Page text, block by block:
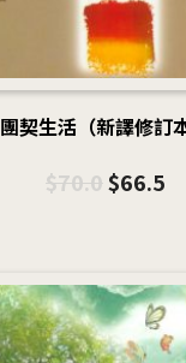
團契生活（新譯修訂本
$70.0$66.5